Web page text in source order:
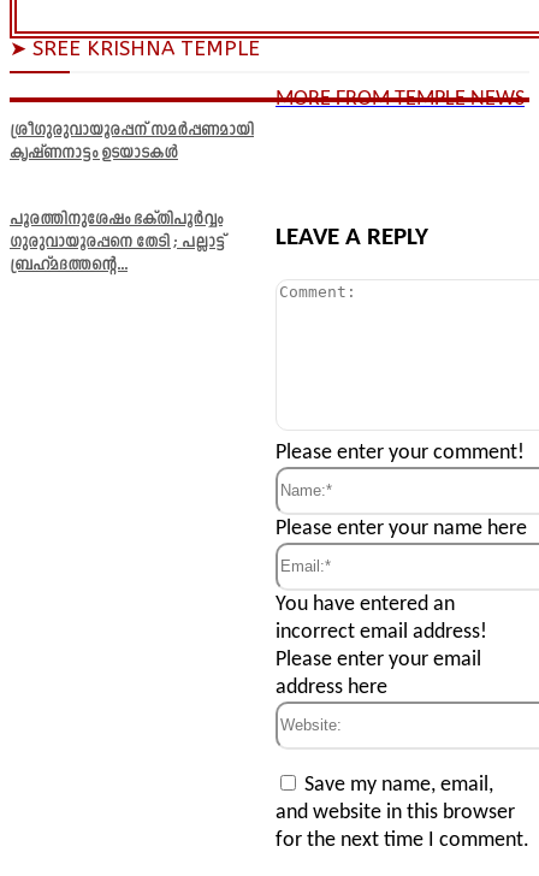
➤ SREE KRISHNA TEMPLE
ശ്രീഗുരുവായൂരപ്പന് സമർപ്പണമായി
കൃഷ്ണനാട്ടം ഉടയാടകൾ
പൂരത്തിനുശേഷം ഭക്തിപൂർവ്വം
ഗുരുവായൂരപ്പനെ തേടി ; പല്ലാട്ട്
ബ്രഹ്മദത്തന്റെ...
MORE FROM TEMPLE NEWS
LEAVE A REPLY
Comment:
Please enter your comment!
Name:*
Please enter your name here
Email:*
You have entered an
incorrect email address!
Please enter your email
address here
Save my name, email,
and website in this browser
for the next time I comment.